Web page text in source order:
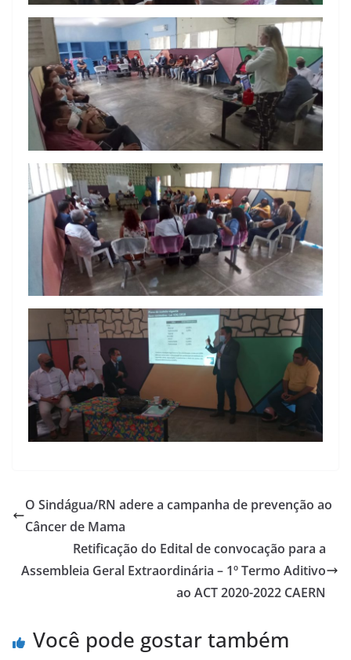
O Sindágua/RN adere a campanha de prevenção ao
Câncer de Mama
Retificação do Edital de convocação para a
Assembleia Geral Extraordinária – 1º Termo Aditivo
ao ACT 2020-2022 CAERN
Você pode gostar também